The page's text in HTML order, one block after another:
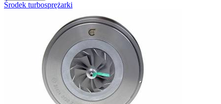
Środek turbosprężarki